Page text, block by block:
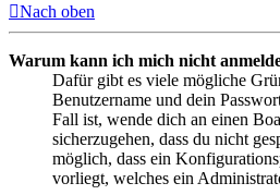
Nach oben
Warum kann ich mich nicht
Dafür gibt es viele mögliche
Benutzername und dein
Fall ist, wende dich an einen
sicherzugehen, dass du nicht
möglich, dass ein
vorliegt, welches ein